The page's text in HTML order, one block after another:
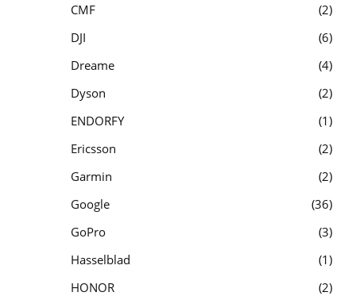
CMF
2
DJI
6
Dreame
4
Dyson
2
ENDORFY
1
Ericsson
2
Garmin
2
Google
36
GoPro
3
Hasselblad
1
HONOR
2